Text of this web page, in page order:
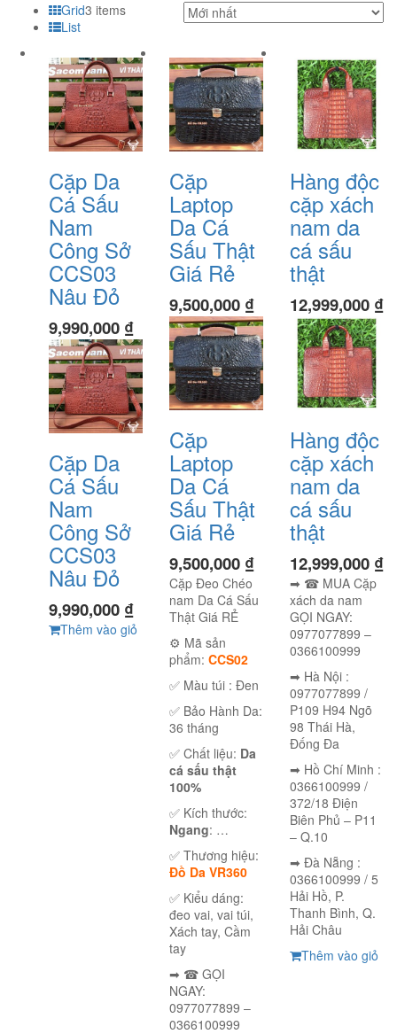
Grid
List
3 items
Cặp Da
Cá Sấu
Nam
Công Sở
CCS03
Nâu Đỏ
9,990,000 ₫
Cặp Da
Cá Sấu
Nam
Công Sở
CCS03
Nâu Đỏ
9,990,000 ₫
Thêm vào giỏ
Cặp
Laptop
Da Cá
Sấu Thật
Giá Rẻ
9,500,000 ₫
Cặp
Laptop
Da Cá
Sấu Thật
Giá Rẻ
9,500,000 ₫
Cặp Đeo Chéo
nam Da Cá Sấu
Thật Giá RẺ
⚙ Mã sản
phẩm: CCS02
✅ Màu túi : Đen
✅ Bảo Hành Da:
36 tháng
✅ Chất liệu: Da
cá sấu thật
100%
✅ Kích thước:
Ngang: …
✅ Thương hiệu:
Đồ Da VR360
✅ Kiểu dáng:
đeo vai, vai túi,
Xách tay, Cầm
tay
➡ ☎ GỌI
NGAY:
0977077899 –
0366100999
Hàng độc
cặp xách
nam da
cá sấu
thật
12,999,000 ₫
Hàng độc
cặp xách
nam da
cá sấu
thật
12,999,000 ₫
➡ ☎ MUA Cặp
xách da nam
GỌI NGAY:
0977077899 –
0366100999
➡ Hà Nội :
0977077899 /
P109 H94 Ngõ
98 Thái Hà,
Đống Đa
➡ Hồ Chí Minh :
0366100999 /
372/18 Điện
Biên Phủ – P11
– Q.10
➡ Đà Nẵng :
0366100999 / 5
Hải Hồ, P.
Thanh Bình, Q.
Hải Châu
Thêm vào giỏ